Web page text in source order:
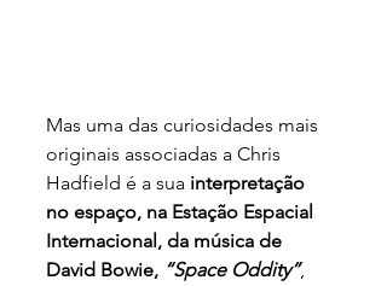
Mas uma das curiosidades mais
originais associadas a Chris
Hadfield é a sua interpretação
no espaço, na Estação Espacial
Internacional, da música de
David Bowie, “Space Oddity”,